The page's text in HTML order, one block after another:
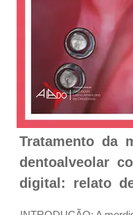
Tratamento da
dentoalveolar
digital: relato